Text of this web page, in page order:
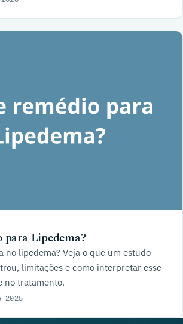
para Lipedema?
no lipedema? Veja o que um estudo
limitações e como interpretar esse
no tratamento.
2025